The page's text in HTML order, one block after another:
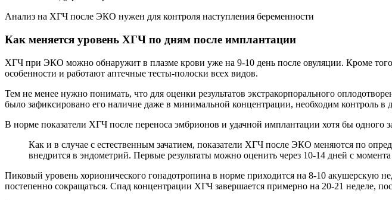
Анализ на ХГЧ после ЭКО нужен для контроля наступления беременности
Как меняется уровень ХГЧ по дням после имплантации
ХГЧ при ЭКО можно обнаружит в плазме крови уже на 9-10 день после овуляции. Кроме
особенности и работают аптечные тесты-полоски всех видов.
Тем не менее нужно понимать, что для оценки результатов экстракорпорального
было зафиксировано его наличие даже в минимальной концентрации, необходим контроль в
В норме показатели ХГЧ после переноса эмбрионов и удачной имплантации хотя бы одного
Как и в случае с естественным зачатием, показатели ХГЧ после ЭКО меняются по
внедрится в эндометрий. Первые результаты можно оценить через 10-14 дней с момента
Пиковый уровень хорионического гонадотропина в норме приходится на 8-10 акушерскую
постепенно сокращаться. Спад концентрации ХГЧ завершается примерно на 20-21 неделе,